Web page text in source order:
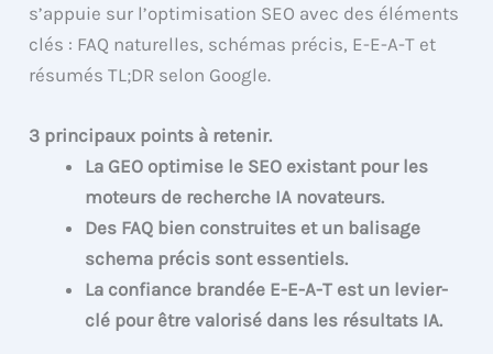
s’appuie sur l’optimisation SEO avec des éléments
clés : FAQ naturelles, schémas précis, E-E-A-T et
résumés TL;DR selon Google.
3 principaux points à retenir.
La GEO optimise le SEO existant pour les
moteurs de recherche IA novateurs.
Des FAQ bien construites et un balisage
schema précis sont essentiels.
La confiance brandée E-E-A-T est un levier-
clé pour être valorisé dans les résultats IA.